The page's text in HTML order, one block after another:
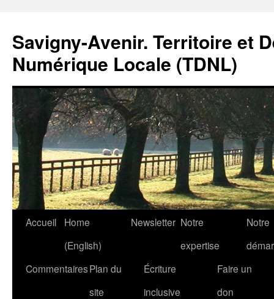
Savigny-Avenir. Territoire et
Numérique Locale (TDNL)
Aller
contenu
Accueil
Home
(English)
Newsletter Notre
expertise
Notre
CommentairesPlan du
site
Écriture
inclusive
Faire un
don